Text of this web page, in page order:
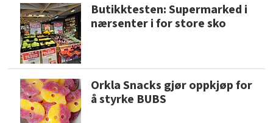
Butikktesten: Supermarked i
nærsenter i for store sko
Orkla Snacks gjør oppkjøp for
å styrke BUBS